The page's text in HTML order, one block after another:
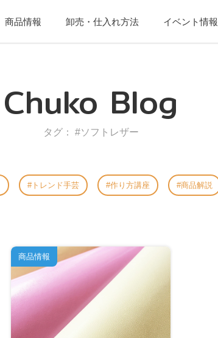
商品情報 卸売・仕入れ方法 イベント情報
Chuko Blog
タグ： #ソフトレザー
トレンド手芸 作り方講座 商品解説
商品情報